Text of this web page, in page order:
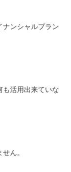
ンシャルプラン
活用出来ていな
ん。